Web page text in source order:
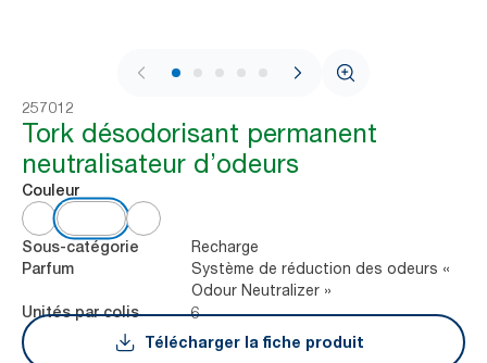
1 / 7
257012
Tork désodorisant permanent
neutralisateur d’odeurs
Couleur
Sous-catégorie Recharge
Parfum
Système de réduction des odeurs «
Odour Neutralizer »
Unités par colis
6
Télécharger la fiche produit